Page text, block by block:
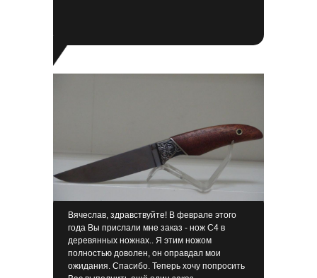
Вячеслав, здравствуйте! В феврале этого
года Вы прислали мне заказ - нож С4 в
деревянных ножнах.. Я этим ножом
полностью доволен, он оправдал мои
ожидания. Спасибо. Теперь хочу попросить